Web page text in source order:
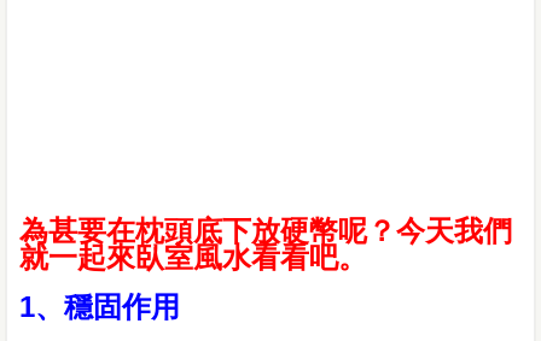
為甚要在枕頭底下放硬幣呢？今天我們
就一起來臥室風水看看吧。
1、穩固作用